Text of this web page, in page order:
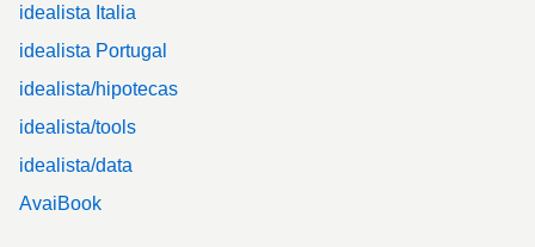
idealista Italia
idealista Portugal
idealista/hipotecas
idealista/tools
idealista/data
AvaiBook